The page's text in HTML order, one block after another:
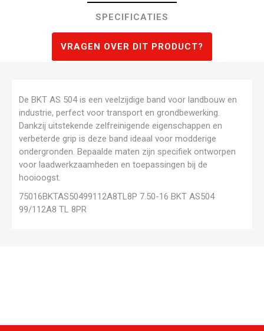
SPECIFICATIES
VRAGEN OVER DIT PRODUCT?
De BKT AS 504 is een veelzijdige band voor landbouw en
industrie, perfect voor transport en grondbewerking.
Dankzij uitstekende zelfreinigende eigenschappen en
verbeterde grip is deze band ideaal voor modderige
ondergronden. Bepaalde maten zijn specifiek ontworpen
voor laadwerkzaamheden en toepassingen bij de
hooioogst.
75016BKTAS50499112A8TL8P 7.50-16 BKT AS504
99/112A8 TL 8PR